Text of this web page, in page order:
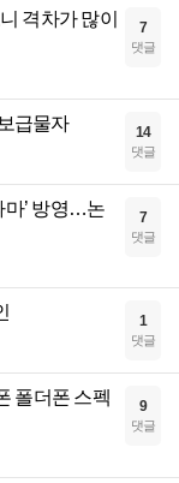
격차가 많이
7
댓글
급물자 14
댓글
마’ 방영…논
7
댓글
1
댓글
폴더폰 스펙
9
댓글